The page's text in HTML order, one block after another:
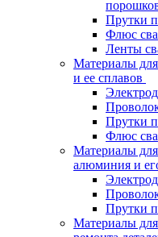
Прутки
Флюс
Ленты
Материалы
и ее сплавов
Прутки
Флюс
Материалы
алюминия и
Прутки
Материалы